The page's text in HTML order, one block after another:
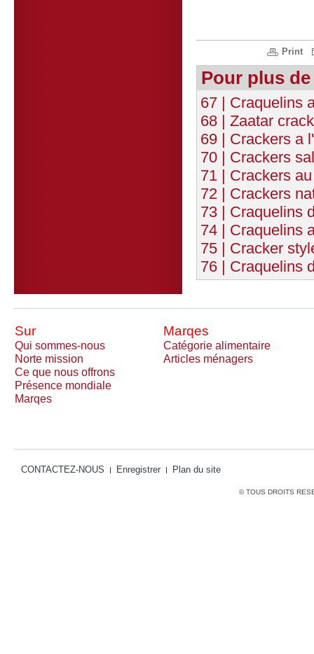
Print
Pour plus
67 | Craquelins
68 | Zaatar
69 | Crackers a
70 | Crackers
71 | Crackers
72 | Crackers
73 | Craquelins
74 | Craquelins
75 | Cracker
76 | Craquelins
Sur Marqes
Qui sommes-nous
Catégorie alimentaire
Norte mission
Articles ménagers
Ce que nous offrons
Présence mondiale
Marqes
CONTACTEZ-NOUS Enregistrer Plan du site
© TOUS DROITS